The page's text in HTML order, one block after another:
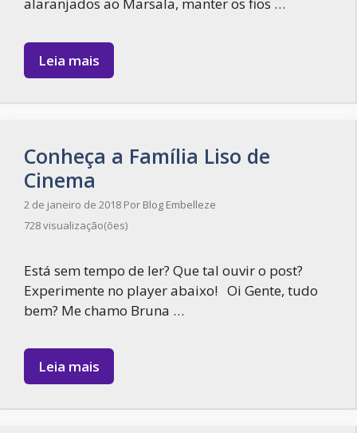
Leia mais
Conheça a Família Liso de
Cinema
2 de janeiro de 2018 Por Blog Embelleze
728 visualização(ões)
Está sem tempo de ler? Que tal ouvir o post?
Experimente no player abaixo! Oi Gente, tudo
bem? Me chamo Bruna …
Leia mais